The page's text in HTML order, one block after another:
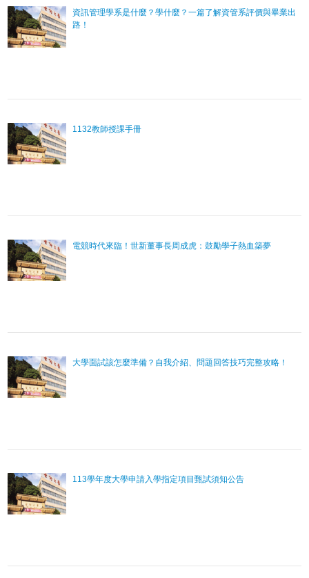
資訊管理學系是什麼？學什麼？一篇了解資管系評價與畢業出
路！
1132教師授課手冊
電競時代來臨！世新董事長周成虎：鼓勵學子熱血築夢
大學面試該怎麼準備？自我介紹、問題回答技巧完整攻略！
113學年度大學申請入學指定項目甄試須知公告